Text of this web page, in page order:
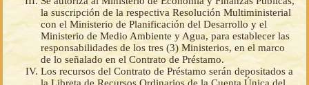
la suscripción de la respectiva Resolución Multiministerial
con el Ministerio de Planificación del Desarrollo y el
Ministerio de Medio Ambiente y Agua, para establecer las
responsabilidades de los tres (3) Ministerios, en el marco
de lo señalado en el Contrato de Préstamo.
Los recursos del Contrato de Préstamo serán depositados a